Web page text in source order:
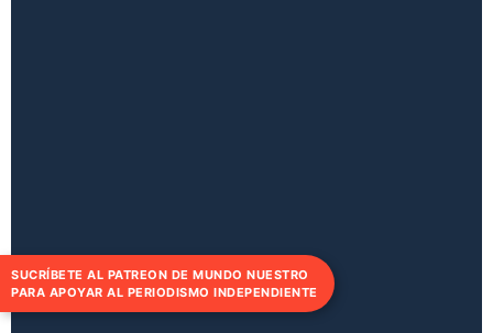
SUCRÍBETE AL PATREON DE MUNDO NUESTRO
PARA APOYAR AL PERIODISMO INDEPENDIENTE